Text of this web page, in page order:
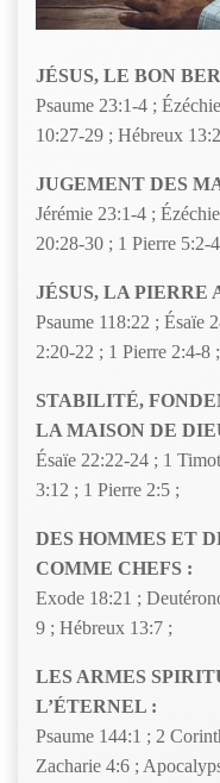
JÉSUS, LE BON
Psaume 23:1-4 ;
10:27-29 ; Hébreux
JUGEMENT DES
Jérémie 23:1-4 ;
20:28-30 ; 1 Pierre 5:2-
JÉSUS, LA PIERRE
Psaume 118:22 ; Ésaïe
2:20-22 ; 1 Pierre 2:4-8 ;
STABILITÉ,
LA MAISON DE
Ésaïe 22:22-24 ; 1
3:12 ; 1 Pierre 2:5 ;
DES HOMMES ET
COMME CHEFS :
Exode 18:21 ;
9 ; Hébreux 13:7 ;
LES ARMES
L’ÉTERNEL :
Psaume 144:1 ; 2
Zacharie 4:6 ;